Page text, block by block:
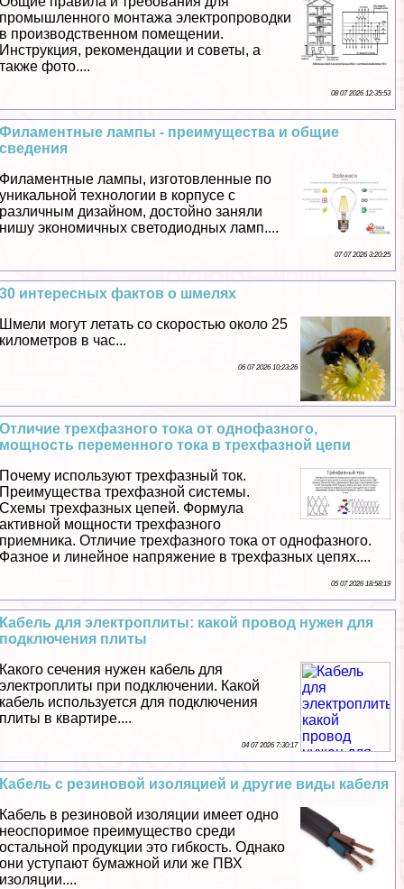
промышленного монтажа электропроводки
в производственном помещении.
Инструкция, рекомендации и советы, а
также фото....
08 07 2026 12:35:53
Филаментные лампы - преимущества и общие
сведения
Филаментные лампы, изготовленные по
уникальной технологии в корпусе с
различным дизайном, достойно заняли
нишу экономичных светодиодных ламп....
07 07 2026 3:20:25
30 интересных фактов о шмелях
Шмели могут летать со скоростью около 25
километров в час...
06 07 2026 10:23:26
Отличие трехфазного тока от однофазного,
мощность переменного тока в трехфазной цепи
Почему используют трехфазный ток.
Преимущества трехфазной системы.
Схемы трехфазных цепей. Формула
активной мощности трехфазного
приемника. Отличие трехфазного тока от однофазного.
Фазное и линейное напряжение в трехфазных цепях....
05 07 2026 18:58:19
Кабель для электроплиты: какой провод нужен для
подключения плиты
Какого сечения нужен кабель для
электроплиты при подключении. Какой
кабель используется для подключения
плиты в квартире....
04 07 2026 7:30:17
Кабель с резиновой изоляцией и другие виды кабеля
Кабель в резиновой изоляции имеет одно
неоспоримое преимущество среди
остальной продукции это гибкость. Однако
они уступают бумажной или же ПВХ
изоляции....